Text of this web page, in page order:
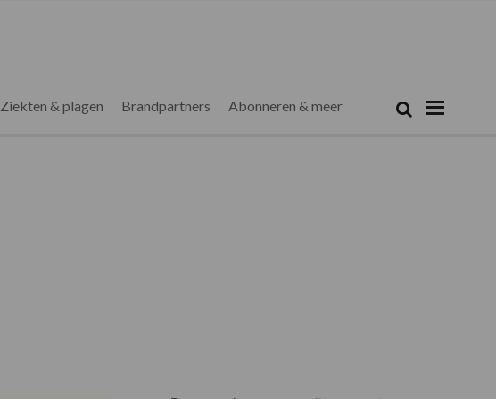
Ziekten & plagen Brandpartners Abonneren & meer Zoek